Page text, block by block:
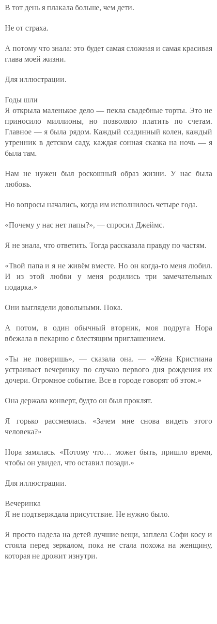
В тот день я плакала больше, чем дети.
Не от страха.
А потому что знала: это будет самая сложная и самая красивая
глава моей жизни.
Для иллюстрации.
Годы шли
Я открыла маленькое дело — пекла свадебные торты. Это не
приносило миллионы, но позволяло платить по счетам.
Главное — я была рядом. Каждый ссадинный колен, каждый
утренник в детском саду, каждая сонная сказка на ночь — я
была там.
Нам не нужен был роскошный образ жизни. У нас была
любовь.
Но вопросы начались, когда им исполнилось четыре года.
«Почему у нас нет папы?», — спросил Джеймс.
Я не знала, что ответить. Тогда рассказала правду по частям.
«Твой папа и я не живём вместе. Но он когда-то меня любил.
И из этой любви у меня родились три замечательных
подарка.»
Они выглядели довольными. Пока.
А потом, в один обычный вторник, моя подруга Нора
вбежала в пекарню с блестящим приглашением.
«Ты не поверишь», — сказала она. — «Жена Кристиана
устраивает вечеринку по случаю первого дня рождения их
дочери. Огромное событие. Все в городе говорят об этом.»
Она держала конверт, будто он был проклят.
Я горько рассмеялась. «Зачем мне снова видеть этого
человека?»
Нора замялась. «Потому что… может быть, пришло время,
чтобы он увидел, что оставил позади.»
Для иллюстрации.
Вечеринка
Я не подтверждала присутствие. Не нужно было.
Я просто надела на детей лучшие вещи, заплела Софи косу и
стояла перед зеркалом, пока не стала похожа на женщину,
которая не дрожит изнутри.